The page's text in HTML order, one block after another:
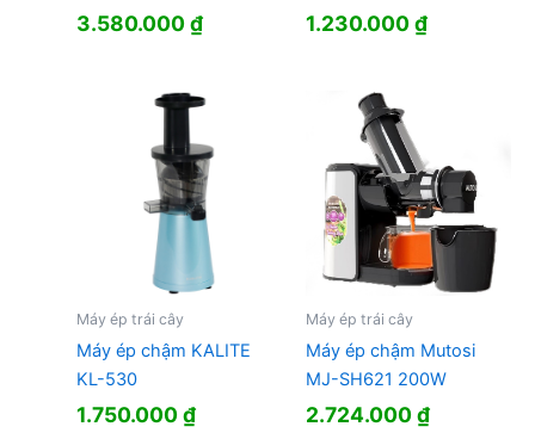
3.580.000₫ 1.230.000₫
Máy ép trái cây
Máy ép chậm KALITE
KL-530
1.750.000₫
Máy ép trái cây
Máy ép chậm Mutosi
MJ-SH621 200W
2.724.000₫